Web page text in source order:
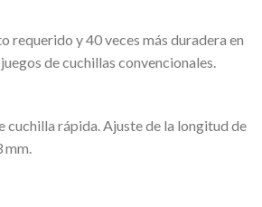
requerido y 40 veces más duradera en
de cuchillas convencionales.
cuchilla rápida. Ajuste de la longitud de
mm.